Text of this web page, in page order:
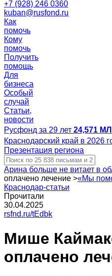
+7 (928) 246 0360
kuban@rusfond.ru
Как
помочь
Кому
помочь
Получить
помощь
Для
бизнеса
Особый
случай
Статьи,
новости
Русфонд за 29 лет 24,571
Краснодарский край в 2026
Презентация региона
Арина больше не витает в
оплачено лечение >«Мы
Краснодар-статьи
Прочитали
30.04.2025
rsfnd.ru/tEdbk
Мише
оплачено